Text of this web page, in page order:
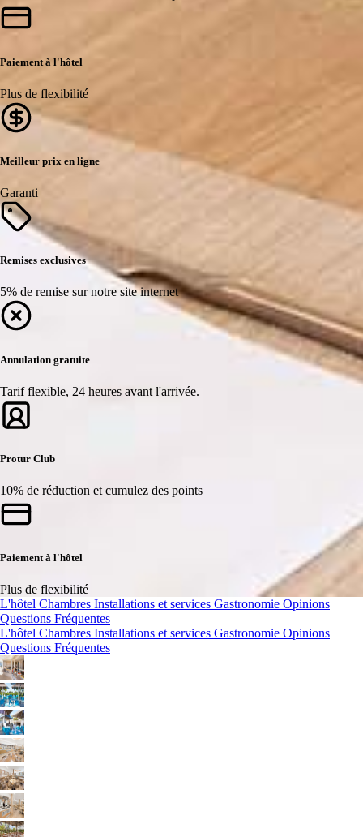
Paiement à l'hôtel
Plus de flexibilité
Meilleur prix en ligne
Garanti
Remises exclusives
5% de remise sur notre site internet
Annulation gratuite
Tarif flexible, 24 heures avant l'arrivée.
Protur Club
10% de réduction et cumulez des points
Paiement à l'hôtel
Plus de flexibilité
L'hôtel Chambres Installations et services Gastronomie Opinions
Questions Fréquentes
L'hôtel Chambres Installations et services Gastronomie Opinions
Questions Fréquentes